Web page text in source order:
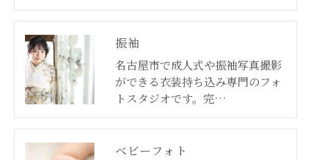
振袖
名古屋市で成人式や振袖写真撮影
ができる衣装持ち込み専門のフォ
トスタジオです。完…
ベビーフォト